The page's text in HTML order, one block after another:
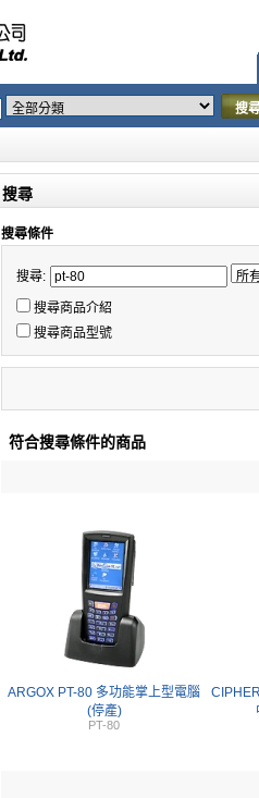
搜
搜尋
搜尋條件
搜尋:
搜尋商品介紹
搜尋商品型號
符合搜尋條件的商品
ARGOX PT-80 多功能掌上型電腦
(停產)
PT-80